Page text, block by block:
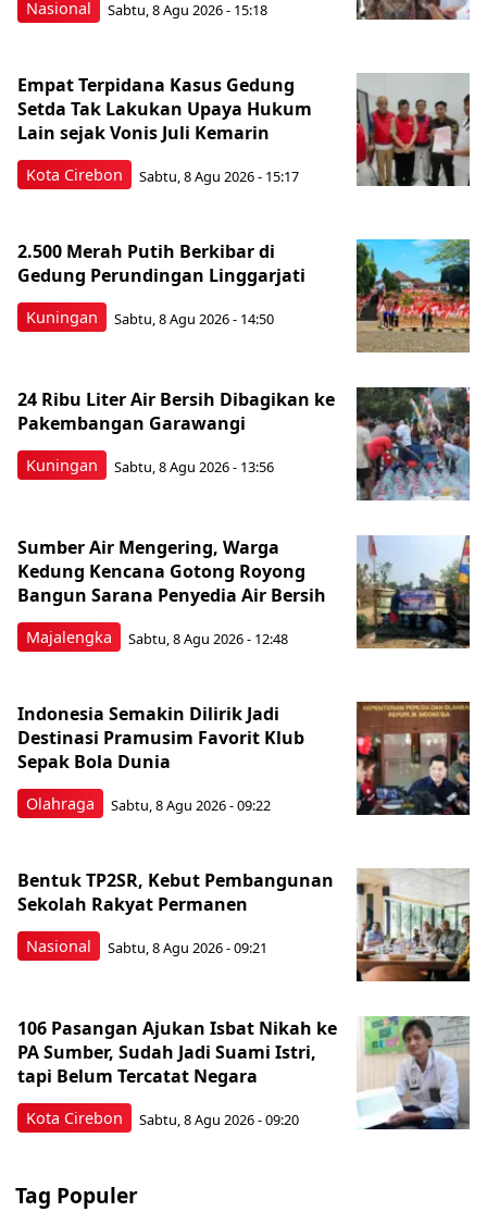
Nasional Sabtu, 8 Agu 2026 - 15:18
Kota Cirebon
Empat Terpidana Kasus Gedung
Setda Tak Lakukan Upaya Hukum
Lain sejak Vonis Juli Kemarin
Sabtu, 8 Agu 2026 - 15:17
Kuningan
2.500 Merah Putih Berkibar di
Gedung Perundingan Linggarjati
Sabtu, 8 Agu 2026 - 14:50
Kuningan
24 Ribu Liter Air Bersih Dibagikan ke
Pakembangan Garawangi
Sabtu, 8 Agu 2026 - 13:56
Majalengka
Sumber Air Mengering, Warga
Kedung Kencana Gotong Royong
Bangun Sarana Penyedia Air Bersih
Sabtu, 8 Agu 2026 - 12:48
Olahraga
Indonesia Semakin Dilirik Jadi
Destinasi Pramusim Favorit Klub
Sepak Bola Dunia
Sabtu, 8 Agu 2026 - 09:22
Nasional
Bentuk TP2SR, Kebut Pembangunan
Sekolah Rakyat Permanen
Sabtu, 8 Agu 2026 - 09:21
Kota Cirebon
106 Pasangan Ajukan Isbat Nikah ke
PA Sumber, Sudah Jadi Suami Istri,
tapi Belum Tercatat Negara
Sabtu, 8 Agu 2026 - 09:20
Tag Populer